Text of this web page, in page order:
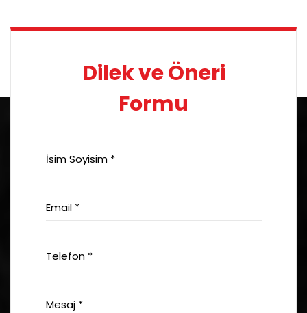
Dilek ve Öneri
Formu
İsim Soyisim *
Email *
Telefon *
Mesaj *